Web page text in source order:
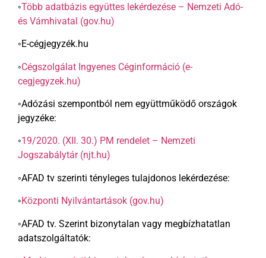
◦Több adatbázis együttes lekérdezése – Nemzeti Adó-
és Vámhivatal (gov.hu)
◦E-cégjegyzék.hu
◦Cégszolgálat Ingyenes Céginformáció (e-
cegjegyzek.hu)
◦Adózási szempontból nem együttműködő országok
jegyzéke:
◦19/2020. (XII. 30.) PM rendelet – Nemzeti
Jogszabálytár (njt.hu)
◦AFAD tv szerinti tényleges tulajdonos lekérdezése:
◦Központi Nyilvántartások (gov.hu)
◦AFAD tv. Szerint bizonytalan vagy megbízhatatlan
adatszolgáltatók: